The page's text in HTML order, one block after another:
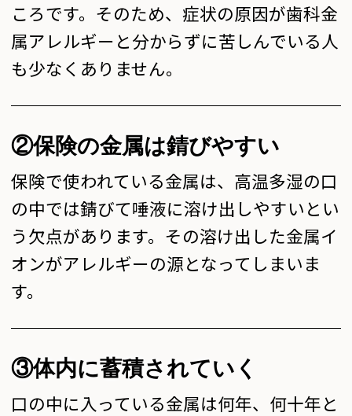
ころです。そのため、症状の原因が歯科金
属アレルギーと分からずに苦しんでいる人
も少なくありません。
②保険の金属は錆びやすい
保険で使われている金属は、高温多湿の口
の中では錆びて唾液に溶け出しやすいとい
う欠点があります。その溶け出した金属イ
オンがアレルギーの源となってしまいま
す。
③体内に蓄積されていく
口の中に入っている金属は何年、何十年と